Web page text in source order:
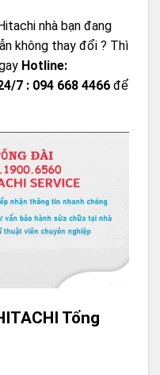
nhà bạn đang
không thay đổi ? Thì
Hotline:
7 : 094 668 4466 để
Tổng